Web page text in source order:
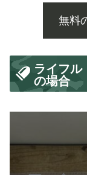
無料
ライフル
の場合